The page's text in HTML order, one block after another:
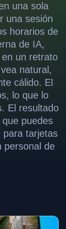
una sola
una sesión
horarios de
de IA,
un retrato
natural,
cálido. El
lo que lo
El resultado
puedes
para tarjetas
personal de